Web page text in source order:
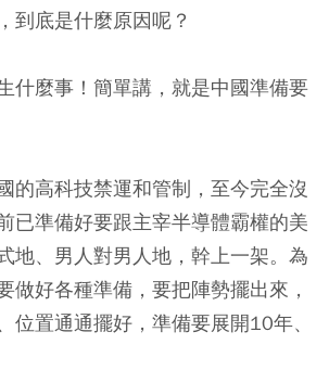
到底是什麼原因呢？
什麼事！簡單講，就是中國準備要
的高科技禁運和管制，至今完全沒
已準備好要跟主宰半導體霸權的美
地、男人對男人地，幹上一架。為
做好各種準備，要把陣勢擺出來，
位置通通擺好，準備要展開10年、